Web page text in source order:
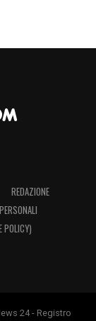
REDAZIONE
POLICY)
24 - Registro